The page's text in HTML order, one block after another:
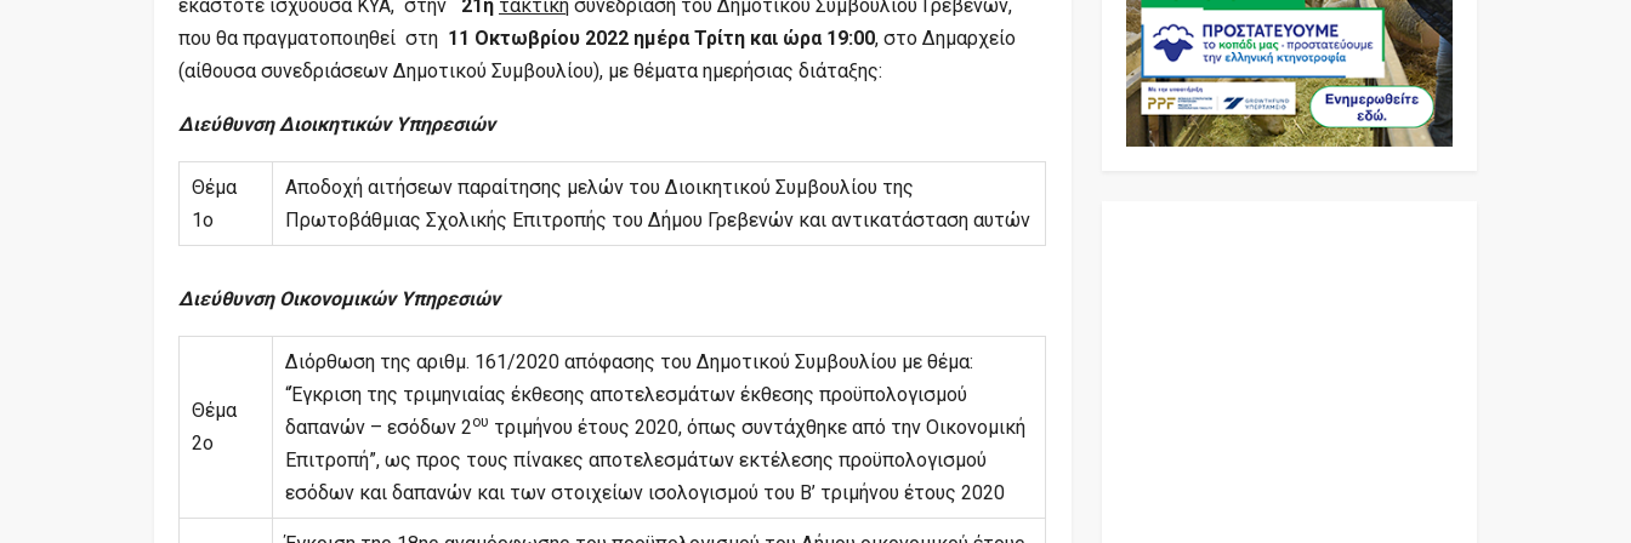
εκάστοτε ισχύουσα ΚΥΑ, στην 21η τακτική συνεδρίαση του Δημοτικού Συμβουλίου Γρεβενών,
που θα πραγματοποιηθεί στη 11 Οκτωβρίου 2022 ημέρα Τρίτη και ώρα 19:00, στο Δημαρχείο
(αίθουσα συνεδριάσεων Δημοτικού Συμβουλίου), με θέματα ημερήσιας διάταξης:
Διεύθυνση Διοικητικών Υπηρεσιών
Θέμα
1ο
Αποδοχή αιτήσεων παραίτησης μελών του Διοικητικού Συμβουλίου της
Πρωτοβάθμιας Σχολικής Επιτροπής του Δήμου Γρεβενών και αντικατάσταση αυτών
Διεύθυνση Οικονομικών Υπηρεσιών
Θέμα
2ο
Διόρθωση της αριθμ. 161/2020 απόφασης του Δημοτικού Συμβουλίου με θέμα:
“Έγκριση της τριμηνιαίας έκθεσης αποτελεσμάτων έκθεσης προϋπολογισμού
δαπανών – εσόδων 2ου τριμήνου έτους 2020, όπως συντάχθηκε από την Οικονομική
Επιτροπή”, ως προς τους πίνακες αποτελεσμάτων εκτέλεσης προϋπολογισμού
εσόδων και δαπανών και των στοιχείων ισολογισμού του Β’ τριμήνου έτους 2020